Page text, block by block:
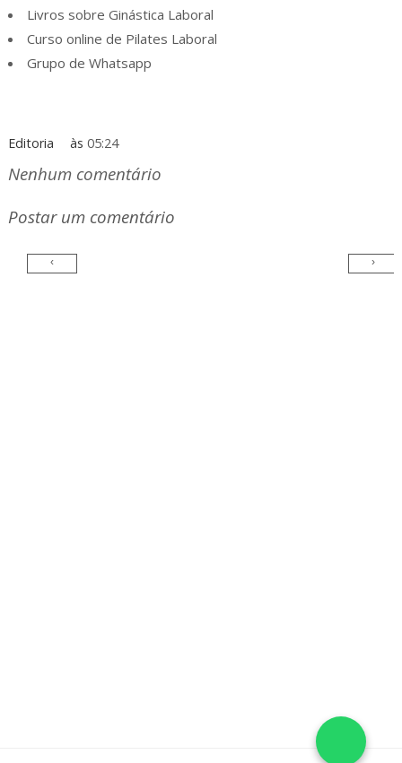
Livros sobre Ginástica Laboral
Curso online de Pilates Laboral
Grupo de Whatsapp
Editoria às05:24
Nenhum comentário
Postar um comentário
‹ ›